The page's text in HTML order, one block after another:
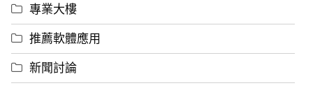
專業大樓
推薦軟體應用
新聞討論